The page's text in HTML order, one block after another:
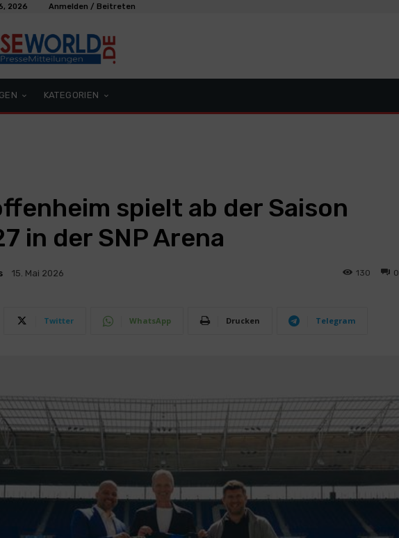
2026 Anmelden / Beitreten
KATEGORIEN
spielt ab der Saison
in der SNP Arena
15. Mai 2026 0
130
Twitter WhatsApp Drucken Telegram